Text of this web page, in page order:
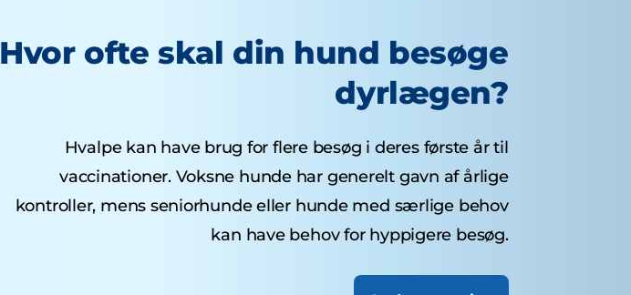
Hvor ofte skal din hund besøge
dyrlægen?
Hvalpe kan have brug for flere besøg i deres første år til
vaccinationer. Voksne hunde har generelt gavn af årlige
kontroller, mens seniorhunde eller hunde med særlige behov
kan have behov for hyppigere besøg.